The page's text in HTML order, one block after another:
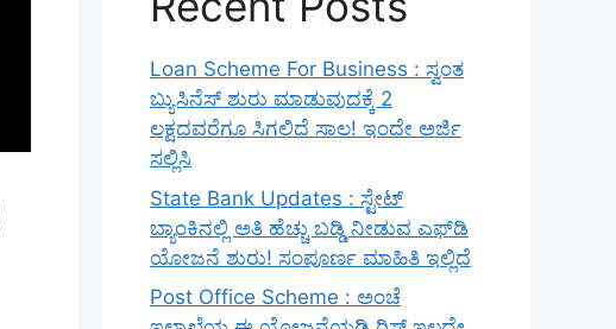
Loan Scheme For Business : ಸ್ವಂತ
ಬ್ಯುಸಿನೆಸ್ ಶುರು ಮಾಡುವುದಕ್ಕೆ 2
ಲಕ್ಷದವರೆಗೂ ಸಿಗಲಿದೆ ಸಾಲ! ಇಂದೇ ಅರ್ಜಿ
ಸಲ್ಲಿಸಿ
State Bank Updates : ಸ್ಟೇಟ್
ಬ್ಯಾಂಕಿನಲ್ಲಿ ಅತಿ ಹೆಚ್ಚು ಬಡ್ಡಿ ನೀಡುವ ಎಫ್‌ಡಿ
ಯೋಜನೆ ಶುರು! ಸಂಪೂರ್ಣ ಮಾಹಿತಿ ಇಲ್ಲಿದೆ
Post Office Scheme : ಅಂಚೆ